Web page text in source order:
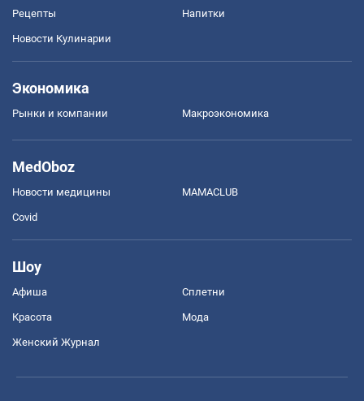
Рецепты Напитки
Новости Кулинарии
Экономика
Рынки и компании Mакроэкономика
MedOboz
Новости медицины MAMACLUB
Covid
Шоу
Афиша Сплетни
Красота Мода
Женский Журнал